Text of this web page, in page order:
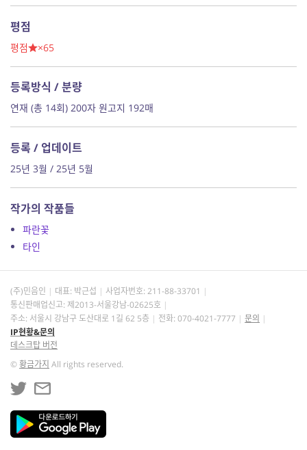
평점
평점 ×65
등록방식 / 분량
연재 (총 14회) 200자 원고지 192매
등록 / 업데이트
25년 3월 / 25년 5월
작가의 작품들
파란꽃
타인
(주)민음인 대표: 박근섭 사업자번호: 211-88-33701
통신판매업신고: 제2013-서울강남-02625호
주소: 서울시 강남구 도산대로 1길 62 5층
전화: 070-4021-7777
문의
IP현황&문의
데스크탑 버전
©황금가지 All rights reserved.